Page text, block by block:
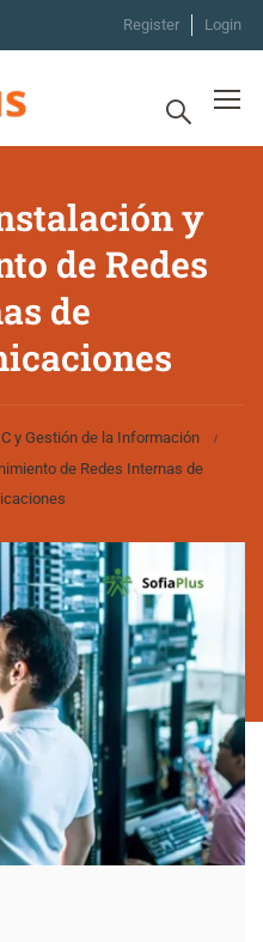
Register Login
y
de Redes
de
y Gestión de la Información
de Redes Internas de